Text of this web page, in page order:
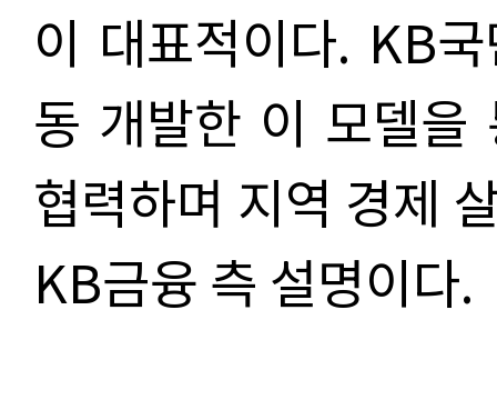
이 대표적이다. KB
동 개발한 이 모델을
협력하며 지역 경제
KB금융 측 설명이다.